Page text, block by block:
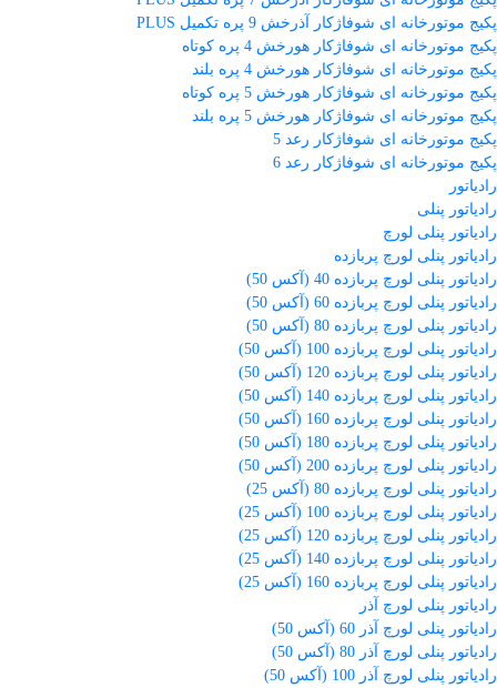
پکیج موتورخانه ای شوفاژکار آذرخش 9 پره تکمیل PLUS
پکیج موتورخانه ای شوفاژکار هورخش 4 پره کوتاه
پکیج موتورخانه ای شوفاژکار هورخش 4 پره بلند
پکیج موتورخانه ای شوفاژکار هورخش 5 پره کوتاه
پکیج موتورخانه ای شوفاژکار هورخش 5 پره بلند
پکیج موتورخانه ای شوفاژکار رعد 5
پکیج موتورخانه ای شوفاژکار رعد 6
رادیاتور
رادیاتور پنلی
رادیاتور پنلی لورچ
رادیاتور پنلی لورچ پربازده
رادیاتور پنلی لورچ پربازده 40 (آکس 50)
رادیاتور پنلی لورچ پربازده 60 (آکس 50)
رادیاتور پنلی لورچ پربازده 80 (آکس 50)
رادیاتور پنلی لورچ پربازده 100 (آکس 50)
رادیاتور پنلی لورچ پربازده 120 (آکس 50)
رادیاتور پنلی لورچ پربازده 140 (آکس 50)
رادیاتور پنلی لورچ پربازده 160 (آکس 50)
رادیاتور پنلی لورچ پربازده 180 (آکس 50)
رادیاتور پنلی لورچ پربازده 200 (آکس 50)
رادیاتور پنلی لورچ پربازده 80 (آکس 25)
رادیاتور پنلی لورچ پربازده 100 (آکس 25)
رادیاتور پنلی لورچ پربازده 120 (آکس 25)
رادیاتور پنلی لورچ پربازده 140 (آکس 25)
رادیاتور پنلی لورچ پربازده 160 (آکس 25)
رادیاتور پنلی لورچ آذر
رادیاتور پنلی لورچ آذر 60 (آکس 50)
رادیاتور پنلی لورچ آذر 80 (آکس 50)
رادیاتور پنلی لورچ آذر 100 (آکس 50)